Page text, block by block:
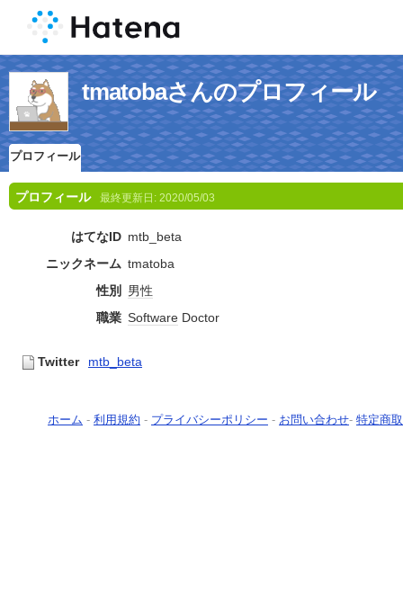
tmatobaさんのプロフィール
プロフィール
プロフィール 最終更新日: 2020/05/03
はてなID mtb_beta
ニックネーム tmatoba
性別
男性
職業 Software Doctor
Twitter mtb_beta
ホーム - 利用規約 - プライバシーポリシー - お問い合わせ- 特定商